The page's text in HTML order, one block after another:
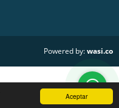
Aceptar
Powered by:wasi.co